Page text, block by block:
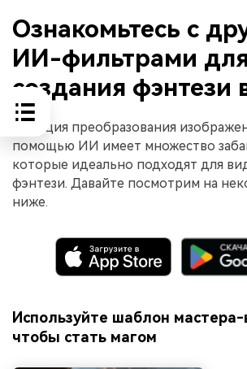
Ознакомьтесь с
ИИ-фильтрами
создания фэнтези
Функция преобразования
помощью ИИ имеет множество
которые идеально подходят для
фэнтези. Давайте посмотрим на
ниже.
Используйте шаблон
чтобы стать магом